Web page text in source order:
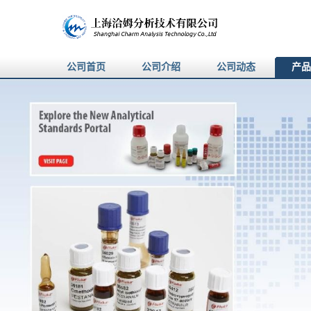
公司首页 公司介绍 公司动态 产